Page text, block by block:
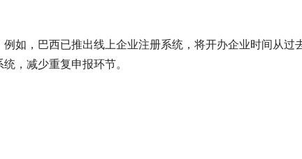
如，巴西已推出线上企业注册系统，将开办企业时间从过
，减少重复申报环节。